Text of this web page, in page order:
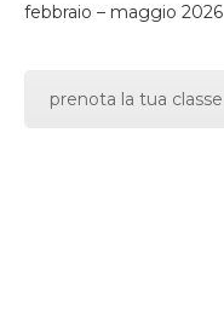
febbraio – maggio 2026
prenota la tua classe